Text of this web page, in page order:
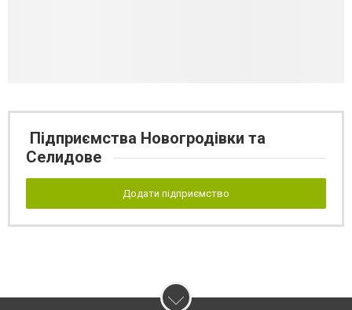
Підприємства Новогродівки та
Селидове
Додати підприємство